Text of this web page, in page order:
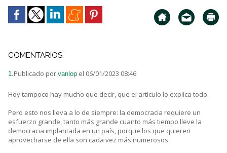
COMENTARIOS:
1.Publicado por vanlop el 06/01/2023 08:46
Hoy tampoco hay mucho que decir, que el artículo lo explica todo.
Pero esto nos lleva a lo de siempre: la democracia requiere un
esfuerzo grande, tanto más grande cuanto más tiempo lleve la
democracia implantada en un país, porque los que quieren
aprovecharse de ella son cada vez más numerosos.